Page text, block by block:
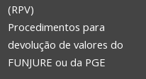
(RPV)
Procedimentos para
devolução de valores do
FUNJURE ou da PGE